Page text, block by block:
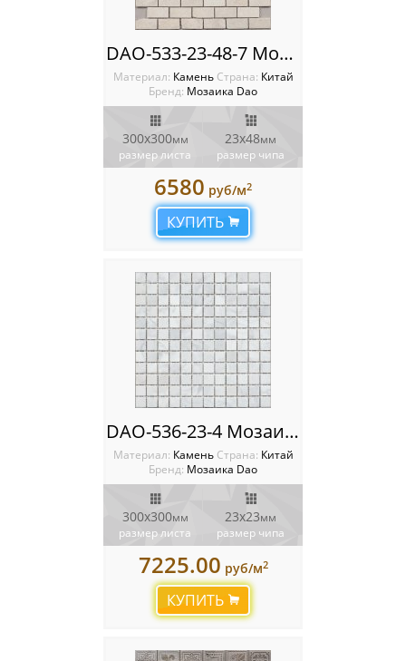
DAO-533-23-48-7 Мозаика из камня Dao
Материал: Камень Cтрана: Китай
Бренд: Мозаика Dao
300х300мм
размер листа
23х48мм
размер чипа
6580 руб/м2
КУПИТЬ
DAO-536-23-4 Мозаика из камня Dao
Материал: Камень Cтрана: Китай
Бренд: Мозаика Dao
300х300мм
размер листа
23х23мм
размер чипа
7225.00 руб/м2
КУПИТЬ